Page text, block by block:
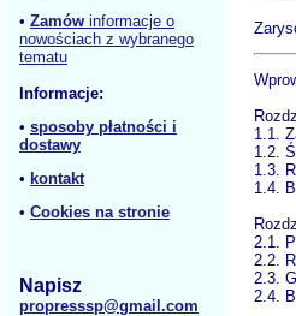
• Zamów informacje o
nowościach z wybranego
tematu
Informacje:
• sposoby płatności i
dostawy
• kontakt
• Cookies na stronie
Napisz
propresssp@gmail.com
1.1.
1.2.
1.3.
1.4.
2.1.
2.2.
2.3.
2.4.